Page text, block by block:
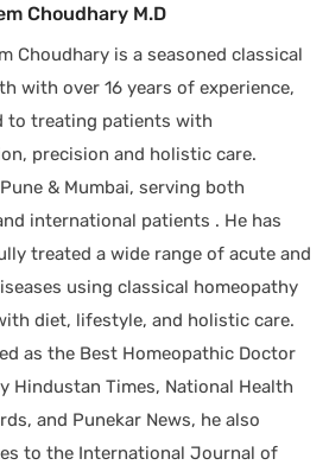
Choudhary M.D
Choudhary is a seasoned classical
with over 16 years of experience,
to treating patients with
precision and holistic care.
& Mumbai, serving both
international patients . He has
treated a wide range of acute and
using classical homeopathy
diet, lifestyle, and holistic care.
as the Best Homeopathic Doctor
Hindustan Times, National Health
and Punekar News, he also
to the International Journal of